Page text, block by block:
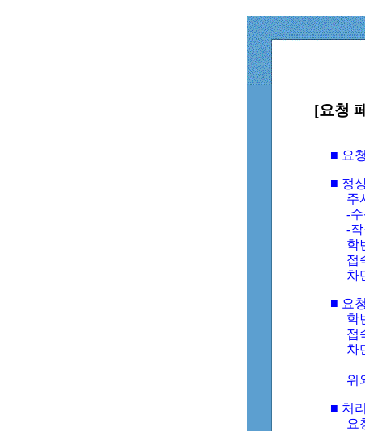
[요청
■ 요
■ 정
주
-수
-
학
접
차
■ 요
학
접
차
위
■ 처
요